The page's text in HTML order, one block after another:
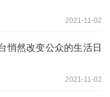
2021-11-02
悄然改变公众的生活日
2021-11-02